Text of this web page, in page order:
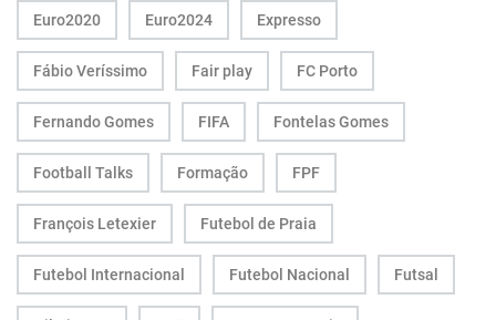
Euro2020 Euro2024 Expresso
Fábio Veríssimo Fair play FC Porto
Fernando Gomes FIFA Fontelas Gomes
Football Talks Formação FPF
François Letexier Futebol de Praia
Futebol Internacional Futebol Nacional Futsal